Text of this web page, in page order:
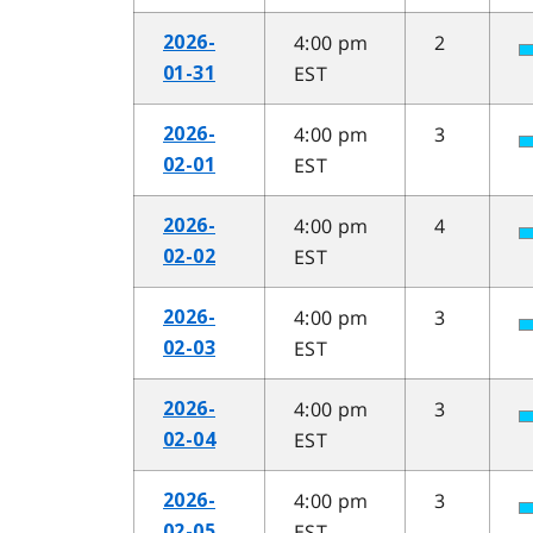
2026-
01-31
4:00 pm
EST
2
2026-
02-01
4:00 pm
EST
3
2026-
02-02
4:00 pm
EST
4
2026-
02-03
4:00 pm
EST
3
2026-
02-04
4:00 pm
EST
3
2026-
4:00 pm
3